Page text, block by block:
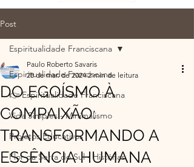
Post
Espiritualidade Franciscana
👉 Espiritualidade Franciscana
Vida Simples - Minimalismo
Projetos Educativos
Flor da Serra do Sul - Histórias
Espiritualidade Franciscana
DO EGOÍSMO À
COMPAIXÃO:
TRANSFORMANDO A
ESSÊNCIA HUMANA
Paulo Roberto Savaris
28 de mar. de 2024 2 min de leitura